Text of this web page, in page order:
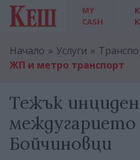
MY
CASH
Начало Услуги
ЖП и метро транспорт
Тежък
Бойчиновци